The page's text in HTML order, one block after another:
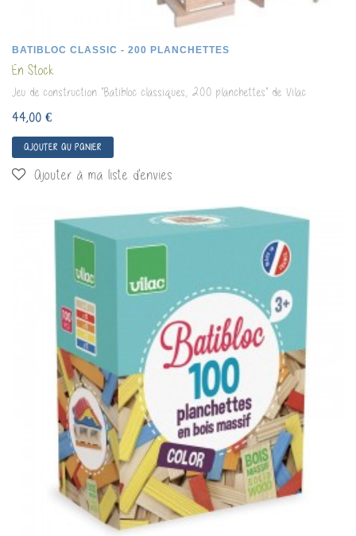
BATIBLOC CLASSIC - 200 PLANCHETTES
En Stock
Jeu de construction "Batibloc classiques, 200 planchettes" de Vilac
44,00 €
AJOUTER AU PANIER
Ajouter à ma liste d'envies